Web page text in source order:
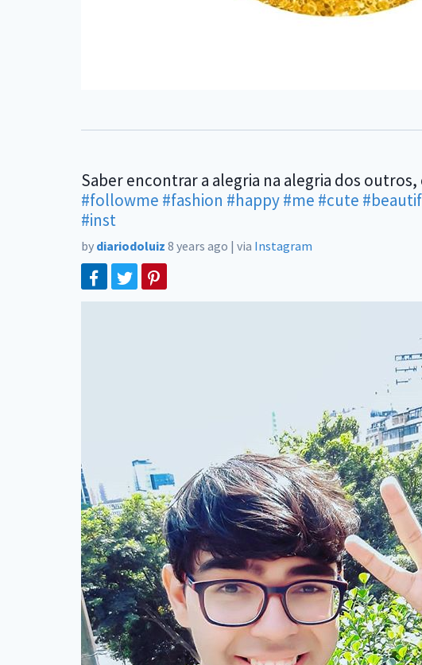
Saber encontrar a alegria na alegria dos outros,
#followme #fashion #happy#me #cute
#inst
by diariodoluiz 8 years ago | via Instagram